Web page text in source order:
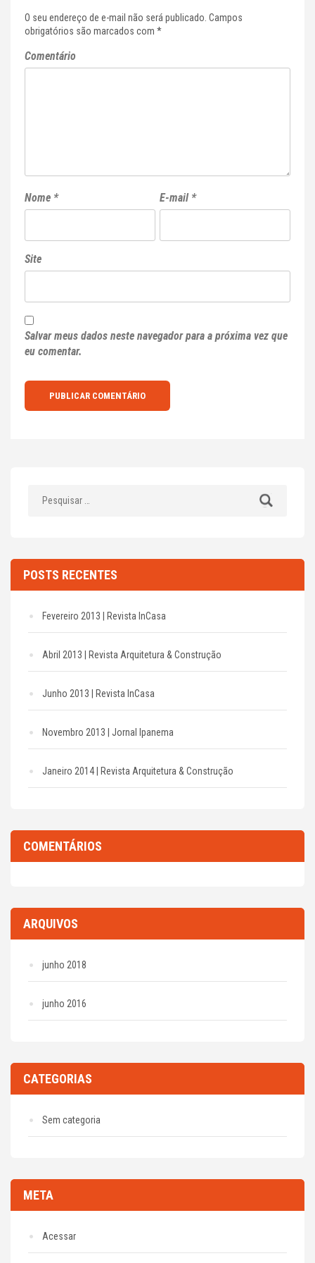
O seu endereço de e-mail não será publicado. Campos
obrigatórios são marcados com *
Comentário
Nome * E-mail *
Site
Salvar meus dados neste navegador para a próxima vez que
eu comentar.
por:
POSTS RECENTES
Fevereiro 2013 | Revista InCasa
Abril 2013 | Revista Arquitetura & Construção
Junho 2013 | Revista InCasa
Novembro 2013 | Jornal Ipanema
Janeiro 2014 | Revista Arquitetura & Construção
COMENTÁRIOS
ARQUIVOS
junho 2018
junho 2016
CATEGORIAS
Sem categoria
META
Acessar